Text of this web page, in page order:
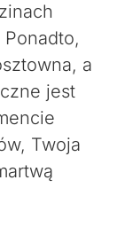
a
jest
Twoja